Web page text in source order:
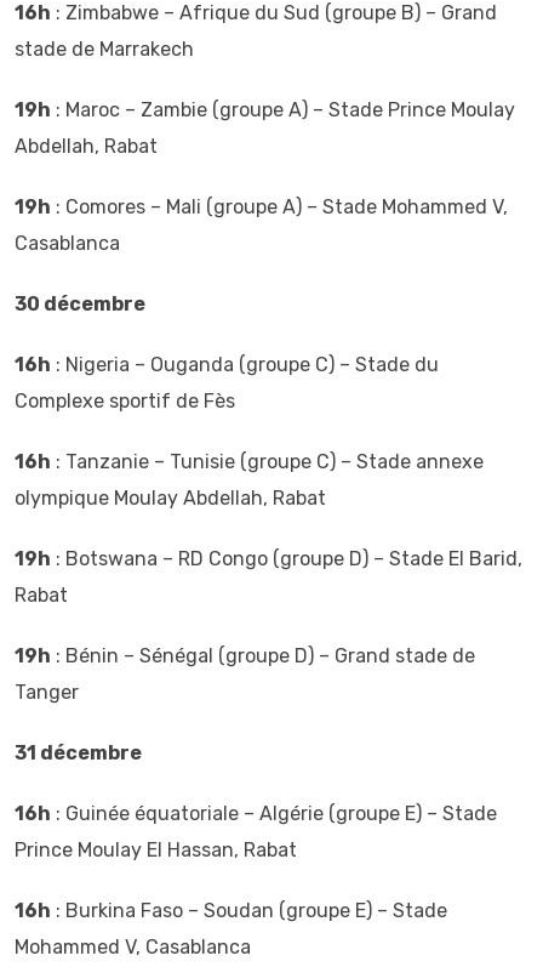
16h : Zimbabwe – Afrique du Sud (groupe B) – Grand
stade de Marrakech
19h : Maroc – Zambie (groupe A) – Stade Prince Moulay
Abdellah, Rabat
19h : Comores – Mali (groupe A) – Stade Mohammed V,
Casablanca
30 décembre
16h : Nigeria – Ouganda (groupe C) – Stade du
Complexe sportif de Fès
16h : Tanzanie – Tunisie (groupe C) – Stade annexe
olympique Moulay Abdellah, Rabat
19h : Botswana – RD Congo (groupe D) – Stade El Barid,
Rabat
19h : Bénin – Sénégal (groupe D) – Grand stade de
Tanger
31 décembre
16h : Guinée équatoriale – Algérie (groupe E) – Stade
Prince Moulay El Hassan, Rabat
16h : Burkina Faso – Soudan (groupe E) – Stade
Mohammed V, Casablanca